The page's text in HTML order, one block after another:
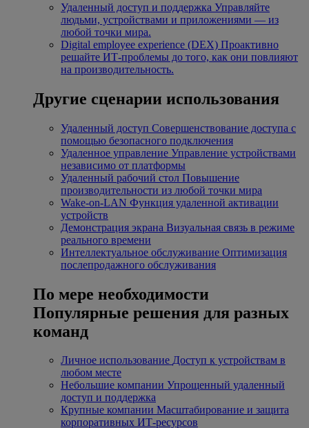
Удаленный доступ и поддержка Управляйте
людьми, устройствами и приложениями — из
любой точки мира.
Digital employee experience (DEX) Проактивно
решайте ИТ-проблемы до того, как они повлияют
на производительность.
Другие сценарии использования
Удаленный доступ Совершенствование доступа с
помощью безопасного подключения
Удаленное управление Управление устройствами
независимо от платформы
Удаленный рабочий стол Повышение
производительности из любой точки мира
Wake-on-LAN Функция удаленной активации
устройств
Демонстрация экрана Визуальная связь в режиме
реального времени
Интеллектуальное обслуживание Оптимизация
послепродажного обслуживания
По мере необходимости
Популярные решения для разных
команд
Личное использование Доступ к устройствам в
любом месте
Небольшие компании Упрощенный удаленный
доступ и поддержка
Крупные компании Масштабирование и защита
корпоративных ИТ-ресурсов